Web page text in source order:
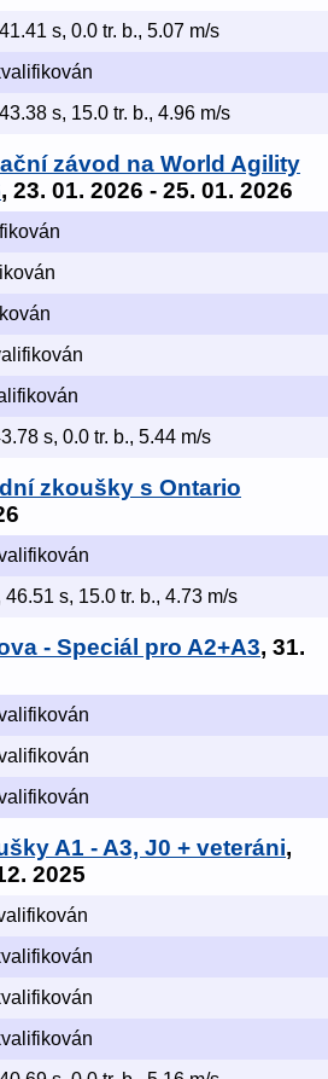
s, 0.0 tr. b., 5.07 m/s
s, 15.0 tr. b., 4.96 m/s
závod na World Agility
, 23. 01. 2026 - 25. 01. 2026
s, 0.0 tr. b., 5.44 m/s
zkoušky s Ontario
46.51 s, 15.0 tr. b., 4.73 m/s
- Speciál pro A2+A3, 31.
A1 - A3, J0 + veteráni,
2025